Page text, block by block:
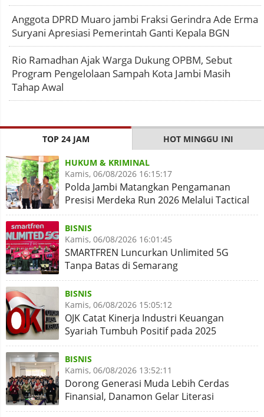
Anggota DPRD Muaro jambi Fraksi Gerindra Ade Erma
Suryani Apresiasi Pemerintah Ganti Kepala BGN
Rio Ramadhan Ajak Warga Dukung OPBM, Sebut
Program Pengelolaan Sampah Kota Jambi Masih
Tahap Awal
TOP 24 JAM HOT MINGGU INI
HUKUM & KRIMINAL
Kamis, 06/08/2026 16:15:17
Polda Jambi Matangkan Pengamanan
Presisi Merdeka Run 2026 Melalui Tactical
Floor Game
BISNIS
Kamis, 06/08/2026 16:01:45
SMARTFREN Luncurkan Unlimited 5G
Tanpa Batas di Semarang
BISNIS
Kamis, 06/08/2026 15:05:12
OJK Catat Kinerja Industri Keuangan
Syariah Tumbuh Positif pada 2025
BISNIS
Kamis, 06/08/2026 13:52:11
Dorong Generasi Muda Lebih Cerdas
Finansial, Danamon Gelar Literasi
Keuangan dan Revitalisasi